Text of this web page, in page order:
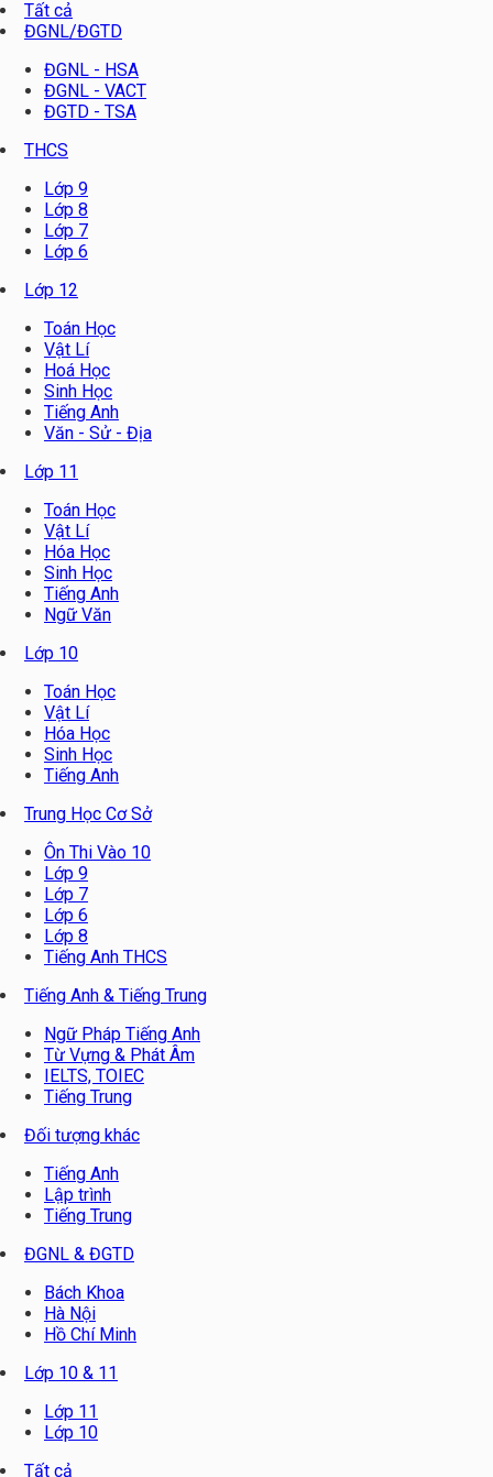
Tất cả
ĐGNL/ĐGTD
ĐGNL - HSA
ĐGNL - VACT
ĐGTD - TSA
THCS
Lớp 9
Lớp 8
Lớp 7
Lớp 6
Lớp 12
Toán Học
Vật Lí
Hoá Học
Sinh Học
Tiếng Anh
Văn - Sử - Địa
Lớp 11
Toán Học
Vật Lí
Hóa Học
Sinh Học
Tiếng Anh
Ngữ Văn
Lớp 10
Toán Học
Vật Lí
Hóa Học
Sinh Học
Tiếng Anh
Trung Học Cơ Sở
Ôn Thi Vào 10
Lớp 9
Lớp 7
Lớp 6
Lớp 8
Tiếng Anh THCS
Tiếng Anh & Tiếng Trung
Ngữ Pháp Tiếng Anh
Từ Vựng & Phát Âm
IELTS, TOIEC
Tiếng Trung
Đối tượng khác
Tiếng Anh
Lập trình
Tiếng Trung
ĐGNL & ĐGTD
Bách Khoa
Hà Nội
Hồ Chí Minh
Lớp 10 & 11
Lớp 11
Lớp 10
Tất cả